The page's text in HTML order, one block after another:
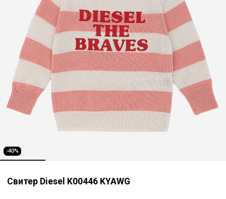
-40%
Свитер Diesel K00446 KYAWG